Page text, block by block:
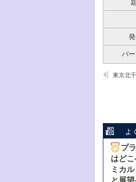
パ
東京北
よ
プ
はど
ミカ
と展